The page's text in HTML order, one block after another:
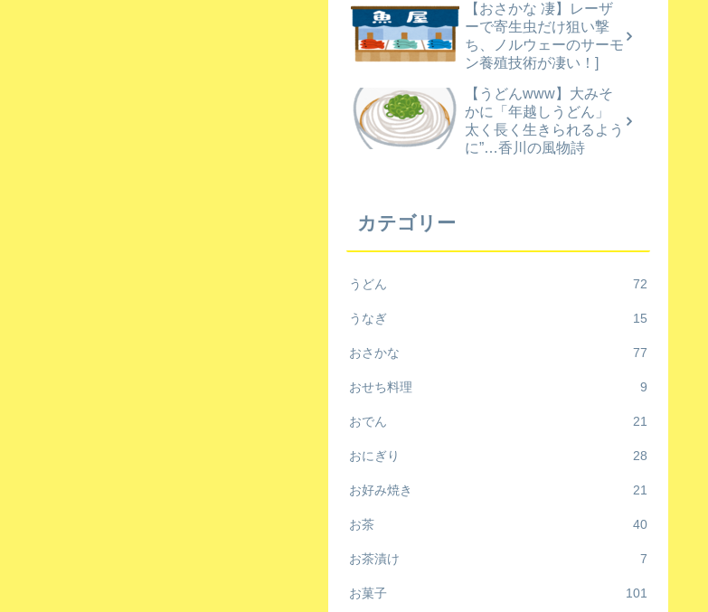
【おさかな 凄】レーザ
ーで寄生虫だけ狙い撃
ち、ノルウェーのサーモ
ン養殖技術が凄い！]
【うどんwww】大みそ
かに「年越しうどん」
太く長く生きられるよう
に”…香川の風物詩
カテゴリー
うどん 72
うなぎ 15
おさかな 77
おせち料理 9
おでん 21
おにぎり 28
お好み焼き 21
お茶 40
お茶漬け 7
お菓子 101